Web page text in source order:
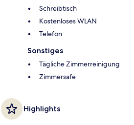
Schreibtisch
Kostenloses WLAN
Telefon
Sonstiges
Tägliche Zimmerreinigung
Zimmersafe
Highlights